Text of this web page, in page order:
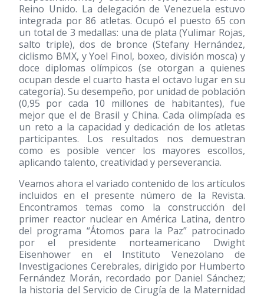
Reino Unido. La delegación de Venezuela estuvo
integrada por 86 atletas. Ocupó el puesto 65 con
un total de 3 medallas: una de plata (Yulimar Rojas,
salto triple), dos de bronce (Stefany Hernández,
ciclismo BMX, y Yoel Finol, boxeo, división mosca) y
doce diplomas olímpicos (se otorgan a quienes
ocupan desde el cuarto hasta el octavo lugar en su
categoría). Su desempeño, por unidad de población
(0,95 por cada 10 millones de habitantes), fue
mejor que el de Brasil y China. Cada olimpíada es
un reto a la capacidad y dedicación de los atletas
participantes. Los resultados nos demuestran
como es posible vencer los mayores escollos,
aplicando talento, creatividad y perseverancia.
Veamos ahora el variado contenido de los artículos
incluidos en el presente número de la Revista.
Encontramos temas como la construcción del
primer reactor nuclear en América Latina, dentro
del programa “Átomos para la Paz” patrocinado
por el presidente norteamericano Dwight
Eisenhower en el Instituto Venezolano de
Investigaciones Cerebrales, dirigido por Humberto
Fernández Morán, recordado por Daniel Sánchez;
la historia del Servicio de Cirugía de la Maternidad